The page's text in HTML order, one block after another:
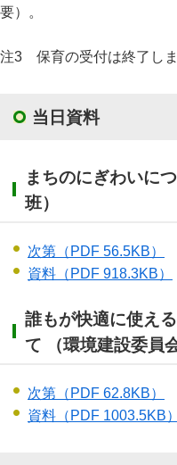
要）。
注3 保育の受付は終了しま
当日資料
まちのにぎわいに
班）
次第 （PDF 56.5KB）
資料 （PDF 918.3KB）
誰もが快適に使え
て （環境建設委員
次第 （PDF 62.8KB）
資料 （PDF 1003.5KB）